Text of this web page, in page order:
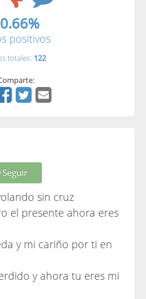
positivos
totales: 122
Seguir
sin cruz
el presente ahora eres
y mi cariño por ti en
y ahora tu eres mi